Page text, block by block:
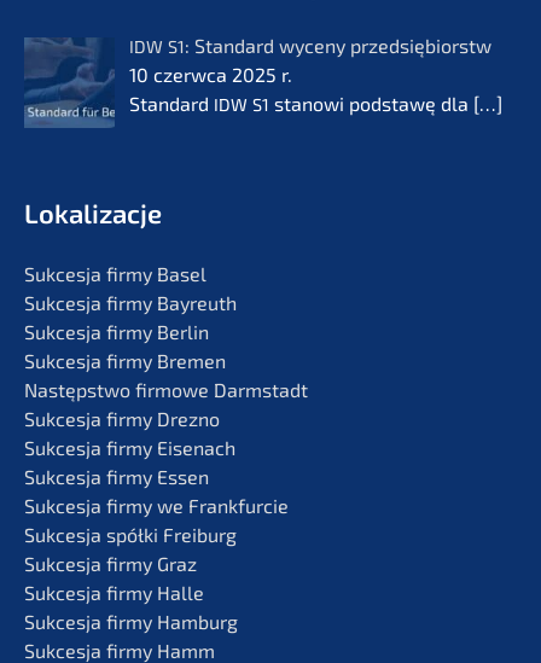
IDW S1: Standard wyceny przedsię­bi­orstw
10 czerw­ca 2025 r.
Standard IDW S1 stanowi podsta­wę dla […]
Lokali­zac­je
Sukces­ja firmy Basel
Sukces­ja firmy Bayreuth
Sukces­ja firmy Berlin
Sukces­ja firmy Bremen
Następst­wo firmo­we Darmstadt
Sukces­ja firmy Drezno
Sukces­ja firmy Eisenach
Sukces­ja firmy Essen
Sukces­ja firmy we Frankfurcie
Sukces­ja spółki Freiburg
Sukces­ja firmy Graz
Sukces­ja firmy Halle
Sukces­ja firmy Hamburg
Sukces­ja firmy Hamm